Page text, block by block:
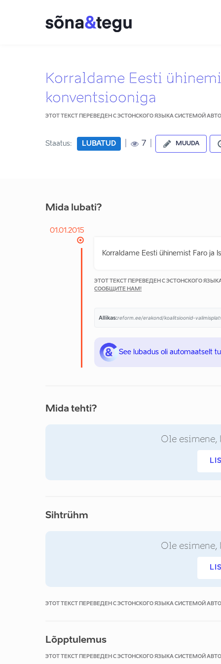
Korraldame Eesti
konventsiooniga
ЭТОТ ТЕКСТ ПЕРЕВЕДЕН С ЭСТОНСКОГО ЯЗЫКА СИСТЕМОЙ
Staatus: LUBATUD 7 MUUDA
Mida lubati?
01.01.2015
Korraldame Eesti ühinemist Faro ja
ЭТОТ ТЕКСТ ПЕРЕВЕДЕН С ЭСТОНСКОГО
СООБЩИТЕ НАМ!
Allikas:reform.ee/erakond/koalitsioonid-
See lubadus oli automaatselt
Mida tehti?
Ole esimene,
Sihtrühm
Ole esimene,
ЭТОТ ТЕКСТ ПЕРЕВЕДЕН С ЭСТОНСКОГО ЯЗЫКА СИСТЕМОЙ
Lõpptulemus
ЭТОТ ТЕКСТ ПЕРЕВЕДЕН С ЭСТОНСКОГО ЯЗЫКА СИСТЕМОЙ